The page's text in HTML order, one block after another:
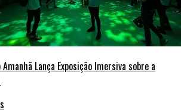
Amanhã Lança Exposição Imersiva sobre a